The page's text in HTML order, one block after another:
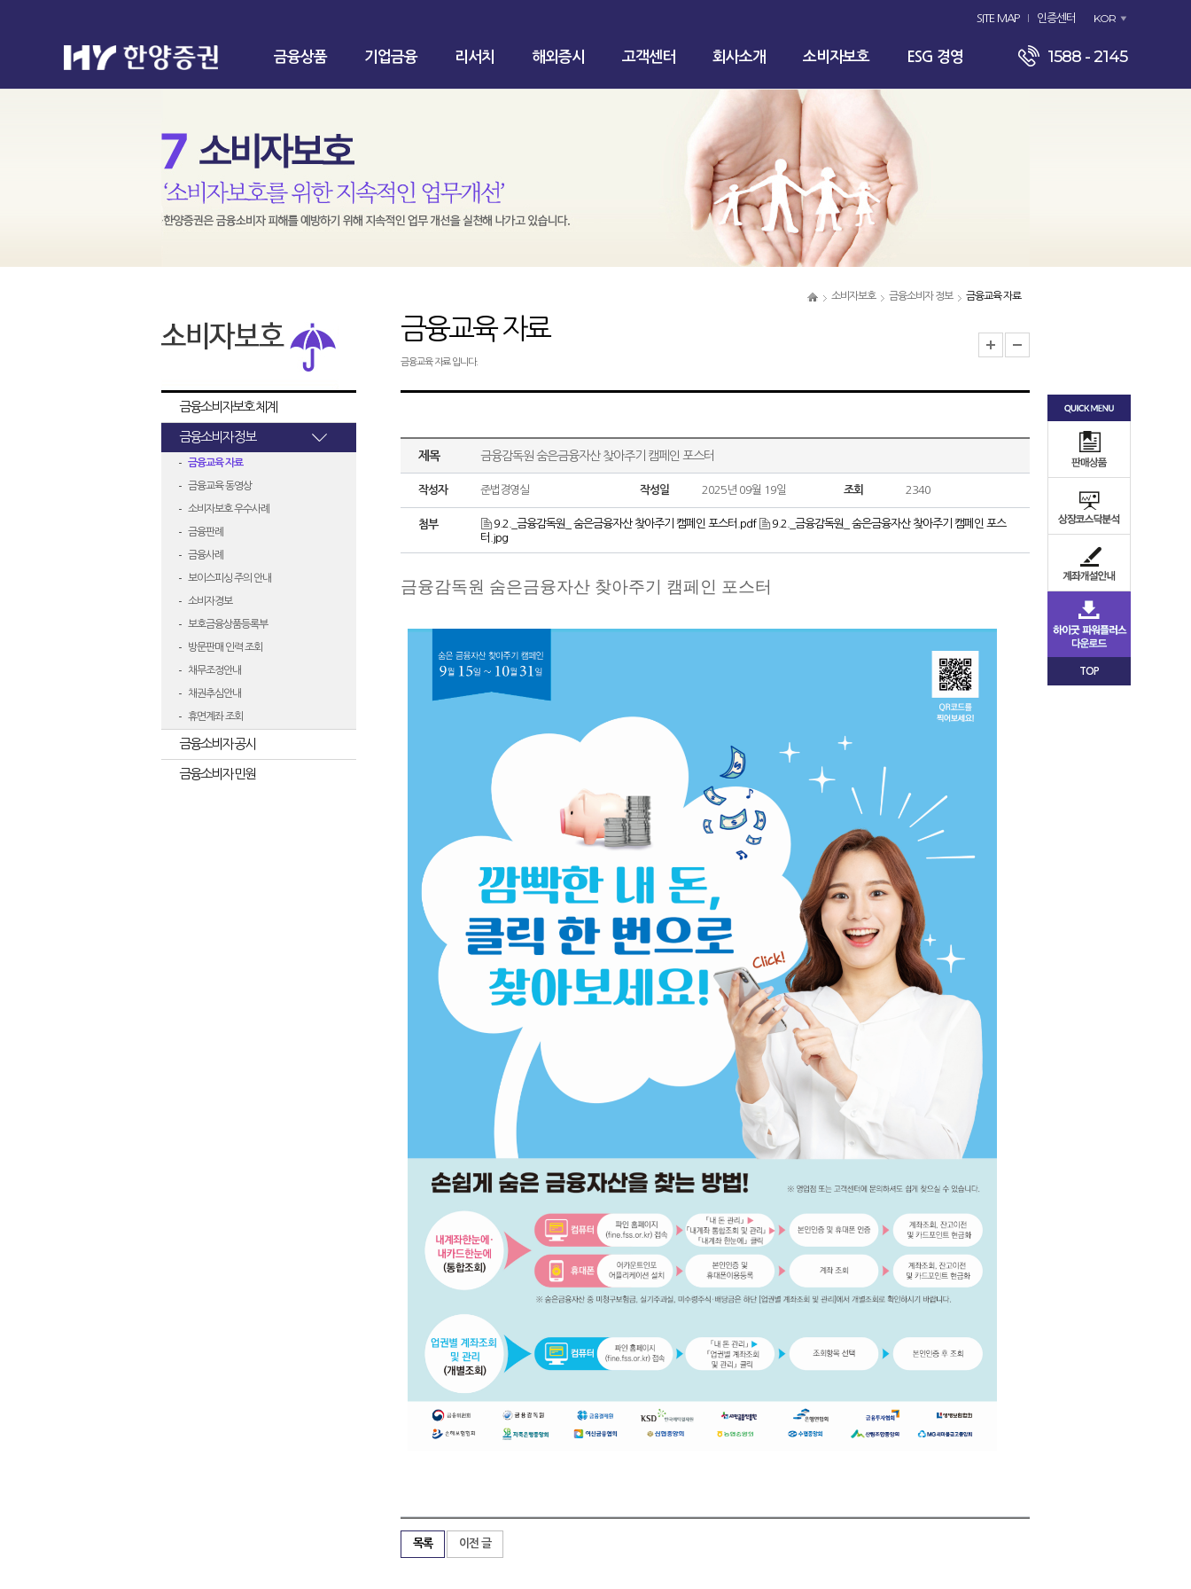
SITE MAP 인증센터 KOR
금융상품 기업금융 리서치 해외증시 고객센터 회사소개 소비자보호 ESG 경영 1588 - 2145
소비자보호 금융소비자 정보 금융교육 자료
금융소비자보호 체계
금융소비자 정보
금융교육 자료
금융교육 동영상
소비자보호 우수사례
금융판례
금융사례
보이스피싱 주의 안내
소비자경보
보호금융상품등록부
방문판매 인력 조회
채무조정안내
채권추심안내
휴면계좌 조회
금융소비자 공시
금융소비자 민원
금융교육 자료
금융교육 자료 입니다.
제목 금융감독원 숨은금융자산 찾아주기 캠페인 포스터
작성자 준법경영실 작성일 2025년 09월 19일 조회 2340
첨부 9.2._금융감독원_ 숨은금융자산 찾아주기 캠페인 포스터.pdf
9.2._금융감독원_ 숨은금융자산 찾아주기 캠페인 포스
터.jpg
금융감독원 숨은금융자산 찾아주기 캠페인 포스터
목록 이전 글
TOP